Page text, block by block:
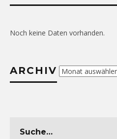
Noch keine Daten vorhanden.
ARCHIV Archiv